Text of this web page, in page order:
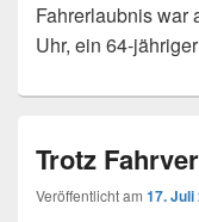
Fahrerlaubnis war
Uhr, ein 64-jähriger
Trotz
Veröffentlicht am 17. Juli